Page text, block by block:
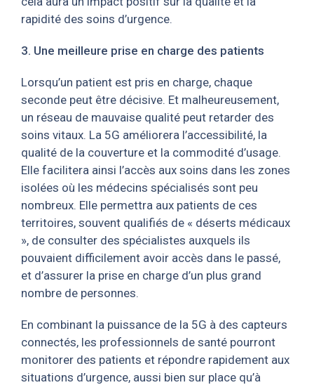
rapidité des soins d’urgence.
3. Une meilleure prise en charge des patients
Lorsqu’un patient est pris en charge, chaque
seconde peut être décisive. Et malheureusement,
un réseau de mauvaise qualité peut retarder des
soins vitaux. La 5G améliorera l’accessibilité, la
qualité de la couverture et la commodité d’usage.
Elle facilitera ainsi l’accès aux soins dans les zones
isolées où les médecins spécialisés sont peu
nombreux. Elle permettra aux patients de ces
territoires, souvent qualifiés de « déserts médicaux
», de consulter des spécialistes auxquels ils
pouvaient difficilement avoir accès dans le passé,
et d’assurer la prise en charge d’un plus grand
nombre de personnes.
En combinant la puissance de la 5G à des capteurs
connectés, les professionnels de santé pourront
monitorer des patients et répondre rapidement aux
situations d’urgence, aussi bien sur place qu’à